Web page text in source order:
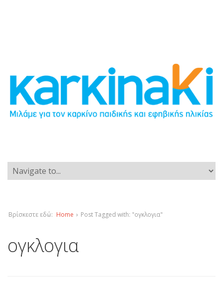
Βρίσκεστε εδώ: Home › Post Tagged with: "ογκλογια"
ογκλογια